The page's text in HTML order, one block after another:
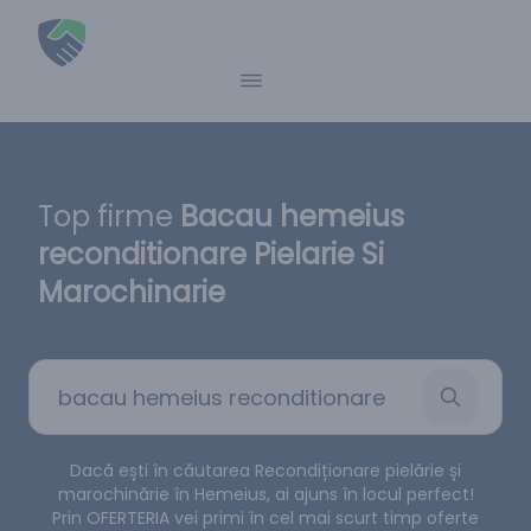
Top firme Bacau hemeius
reconditionare Pielarie Si
Marochinarie
Dacă ești în căutarea Recondiționare pielărie și
marochinărie în Hemeius, ai ajuns în locul perfect!
Prin OFERTERIA vei primi în cel mai scurt timp oferte